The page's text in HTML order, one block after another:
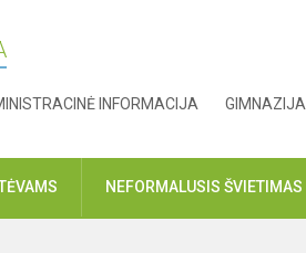
INFORMACIJA GIMNAZIJA
NEFORMALUSIS ŠVIETIMAS